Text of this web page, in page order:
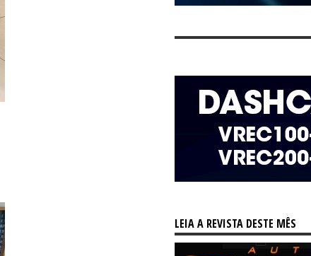
LEIA A REVISTA DESTE MÊS